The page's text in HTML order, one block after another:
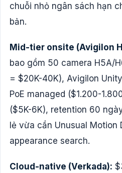
chuỗi nhỏ ngân sách hạn
bản.
Mid-tier onsite (Avigilon
bao gồm 50 camera H5A/
= $20K-40K), Avigilon
PoE managed ($1.200-
($5K-6K), retention 60
lẻ vừa cần Unusual Motion
appearance search.
Cloud-native (Verkada):